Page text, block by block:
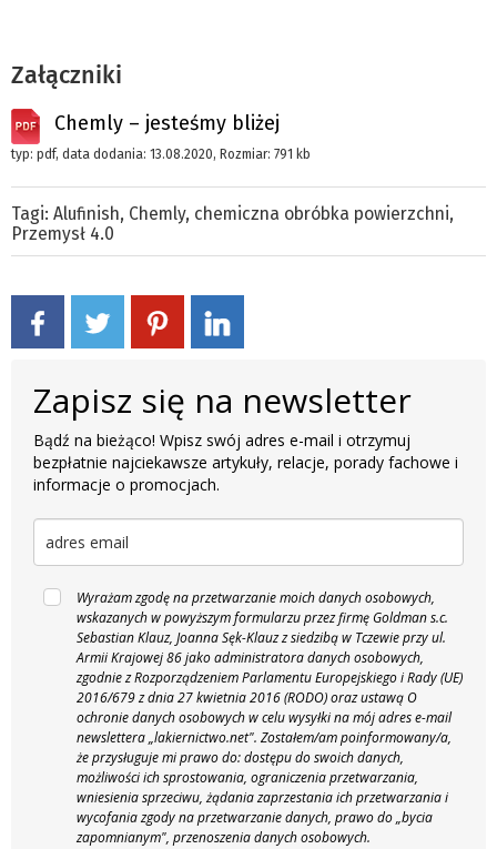
Załączniki
Chemly – jesteśmy bliżej
typ: pdf, data dodania: 13.08.2020, Rozmiar: 791 kb
Tagi: Alufinish, Chemly, chemiczna obróbka powierzchni,
Przemysł 4.0
Zapisz się na newsletter
Bądź na bieżąco! Wpisz swój adres e-mail i otrzymuj
bezpłatnie najciekawsze artykuły, relacje, porady fachowe i
informacje o promocjach.
Wyrażam zgodę na przetwarzanie moich danych osobowych,
wskazanych w powyższym formularzu przez firmę Goldman s.c.
Sebastian Klauz, Joanna Sęk-Klauz z siedzibą w Tczewie przy ul.
Armii Krajowej 86 jako administratora danych osobowych,
zgodnie z Rozporządzeniem Parlamentu Europejskiego i Rady (UE)
2016/679 z dnia 27 kwietnia 2016 (RODO) oraz ustawą O
ochronie danych osobowych w celu wysyłki na mój adres e-mail
newslettera „lakiernictwo.net". Zostałem/am poinformowany/a,
że przysługuje mi prawo do: dostępu do swoich danych,
możliwości ich sprostowania, ograniczenia przetwarzania,
wniesienia sprzeciwu, żądania zaprzestania ich przetwarzania i
wycofania zgody na przetwarzanie danych, prawo do „bycia
zapomnianym", przenoszenia danych osobowych.